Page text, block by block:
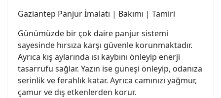
Gaziantep Panjur İmalatı | Bakımı | Tamiri
Günümüzde bir çok daire panjur sistemi
sayesinde hırsıza karşı güvenle korunmaktadır.
Ayrıca kış aylarında ısı kaybını önleyip enerji
tasarrufu sağlar. Yazın ise güneşi önleyip, odanıza
serinlik ve ferahlık katar. Ayrıca camınızı yağmur,
çamur ve dış etkenlerden korur.